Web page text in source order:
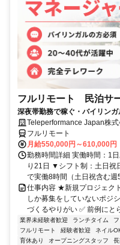
フルリモート 民泊サ
深夜帯勤務で稼ぐ・バイリン
Teleperformance Japan株式
フルリモート
月給550,000円～610,000円
勤務時間詳細 実働時間：1
り21日 ▼シフト制：土日祝
で実働8時間（土日祝含む
仕事内容 ★新規プロジェク
しか募集をしていないポジ
づくるやりがい ✅ 前例にと
業界未経験者歓迎 ランチタイム
フルリモート
経験者歓迎 ネイル
育休あり
オープニングスタッフ